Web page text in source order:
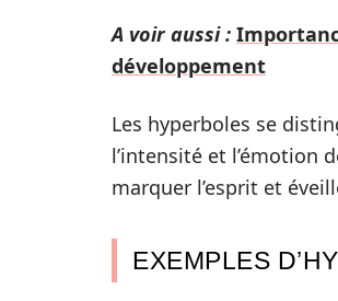
A voir aussi :
développement
Les hyperboles se
l’intensité et l’émotion
marquer l’esprit et
EXEMPLES